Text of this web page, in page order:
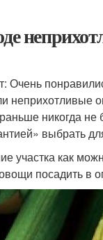
Очень
неприхотливые
никогда
выбрать
участка как
посадить в